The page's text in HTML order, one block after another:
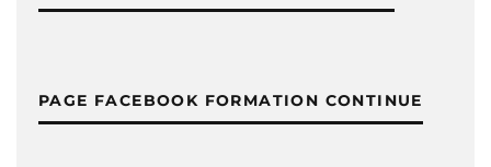
PAGE FACEBOOK FORMATION CONTINUE